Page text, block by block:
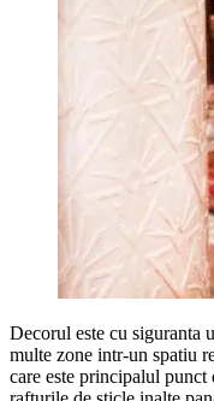
Decorul este cu siguranta
multe zone intr-un spatiu
care este principalul